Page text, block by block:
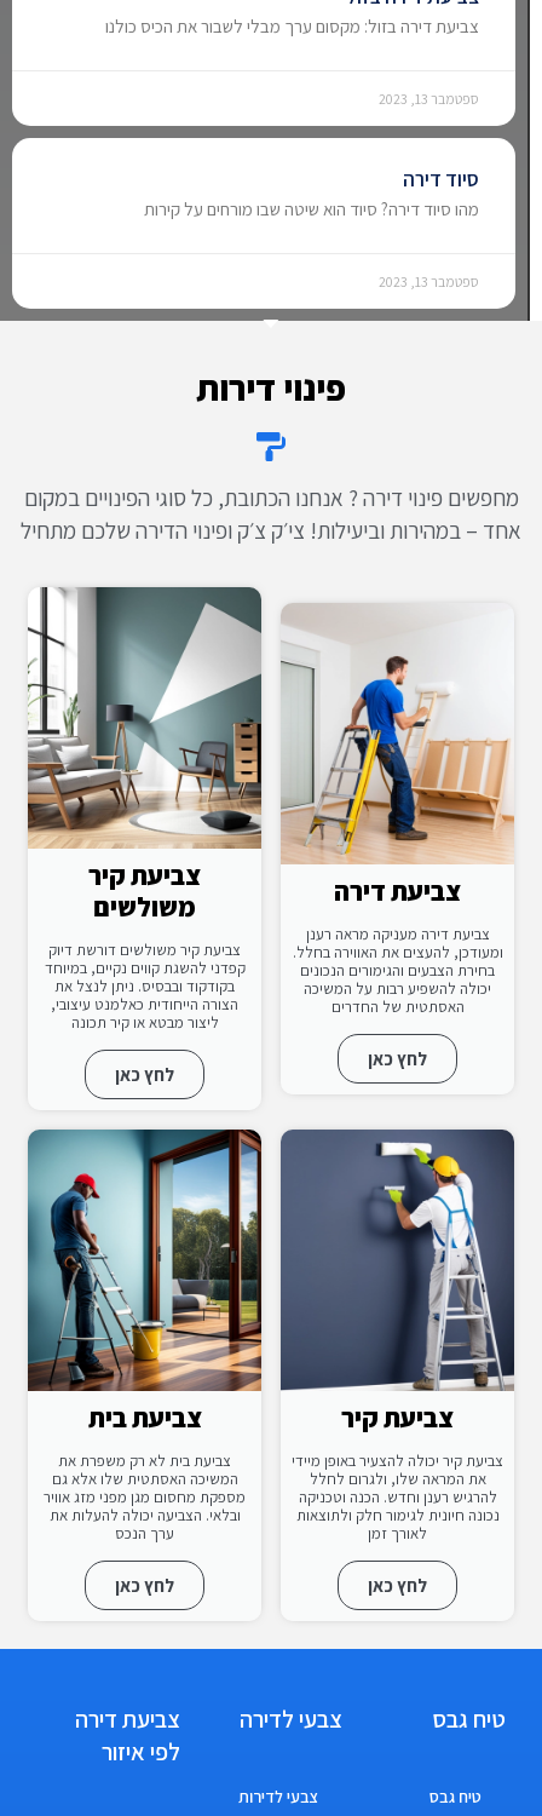
צביעת דירה בזול: מקסום ערך מבלי לשבור את הכיס כולנו
ספטמבר 13, 2023
סיוד דירה
מהו סיוד דירה? סיוד הוא שיטה שבו מורחים על קירות
ספטמבר 13, 2023
פינוי דירות
מחפשים פינוי דירה ? אנחנו הכתובת, כל סוגי הפינויים במקום
אחד – במהירות וביעילות! צי׳ק צ׳ק ופינוי הדירה שלכם מתחיל
צביעת דירה
צביעת דירה מעניקה מראה רענן
ומעודכן, להעצים את האווירה בחלל.
בחירת הצבעים והגימורים הנכונים
יכולה להשפיע רבות על המשיכה
האסתטית של החדרים
לחץ כאן
צביעת קיר
משולשים
צביעת קיר משולשים דורשת דיוק
קפדני להשגת קווים נקיים, במיוחד
בקודקוד ובבסיס. ניתן לנצל את
הצורה הייחודית כאלמנט עיצובי,
ליצור מבטא או קיר תכונה
לחץ כאן
צביעת קיר
צביעת קיר יכולה להצעיר באופן מיידי
את המראה שלו, ולגרום לחלל
להרגיש רענן וחדש. הכנה וטכניקה
נכונה חיונית לגימור חלק ולתוצאות
לאורך זמן
לחץ כאן
צביעת בית
צביעת בית לא רק משפרת את
המשיכה האסתטית שלו אלא גם
מספקת מחסום מגן מפני מזג אוויר
ובלאי. הצביעה יכולה להעלות את
ערך הנכס
לחץ כאן
טיח גבס
טיח גבס
צבעי לדירה
צבעי לדירות
צביעת דירה
לפי איזור